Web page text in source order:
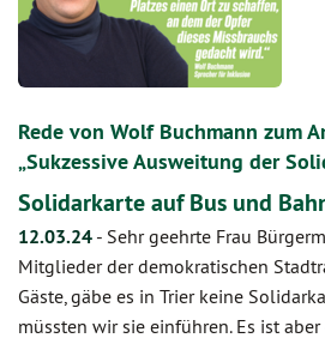
Rede von Wolf Buchmann zum
„Sukzessive Ausweitung der
Solidarkarte auf Bus und
12.03.24 - Sehr geehrte Frau
Mitglieder der demokratischen
Gäste, gäbe es in Trier keine
müssten wir sie einführen. Es ist